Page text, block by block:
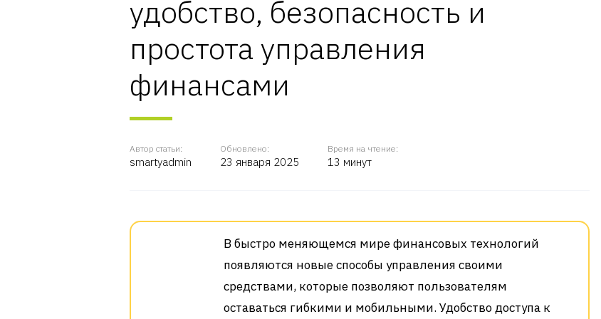
удобство, безопасность и
простота управления
финансами
Автор статьи:
smartyadmin
Обновлено:
23 января 2025
Время на чтение:
13 минут
В быстро меняющемся мире финансовых технологий
появляются новые способы управления своими
средствами, которые позволяют пользователям
оставаться гибкими и мобильными. Удобство доступа к